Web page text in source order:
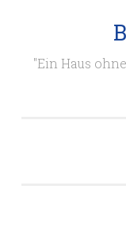
"Ein Haus